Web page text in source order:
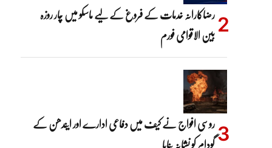
رضاکارانہ خدمات کے فروغ کے لیے ماسکو میں چار روزہ
بین الاقوامی فورم
روسی افواج نے کیف میں دفاعی ادارے اور ایندھن کے